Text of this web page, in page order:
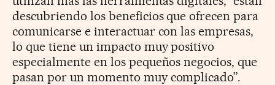
descubriendo los beneficios que ofrecen para
comunicarse e interactuar con las empresas,
lo que tiene un impacto muy positivo
especialmente en los pequeños negocios, que
pasan por un momento muy complicado”.